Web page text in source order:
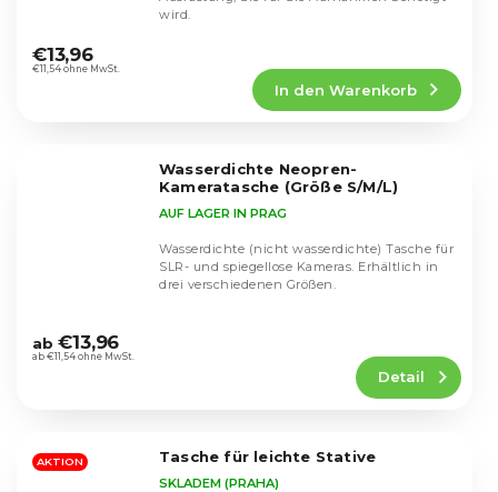
durchschnittliche
Produktbewertung
€11,54 ohne MwSt.
€13,96
In den Warenkorb
wird.
Wasserdichte Neopren-
Kameratasche (Größe S/M/L)
durchschnittliche
Produktbewertung
Sternen.
AUF LAGER IN PRAG
ab €11,54 ohne MwSt.
ab €13,96
Detail
Wasserdichte (nicht wasserdichte) Tasche für
SLR- und spiegellose Kameras. Erhältlich in
drei verschiedenen Größen.
AKTION Tasche für leichte Stative
SKLADEM (PRAHA)